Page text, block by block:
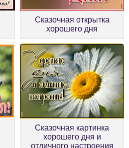
Сказочная открытка
хорошего дня
Сказочная картинка
хорошего дня и
отличного настроения